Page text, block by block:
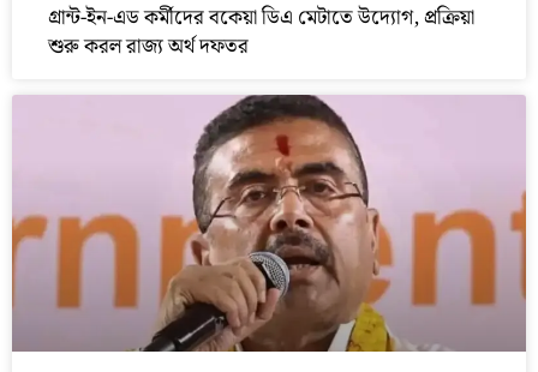
গ্রান্ট-ইন-এড কর্মীদের বকেয়া ডিএ মেটাতে উদ্যোগ, প্রক্রিয়া
শুরু করল রাজ্য অর্থ দফতর